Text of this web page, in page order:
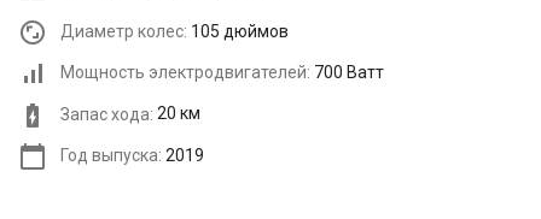
Диаметр колес: 105 дюймов
Мощность электродвигателей: 700 Ватт
Запас хода: 20 км
Год выпуска: 2019